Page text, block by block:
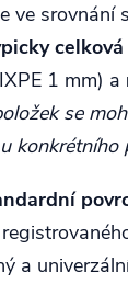
ve srovnání
1 mm) a
se
konkrétního
a